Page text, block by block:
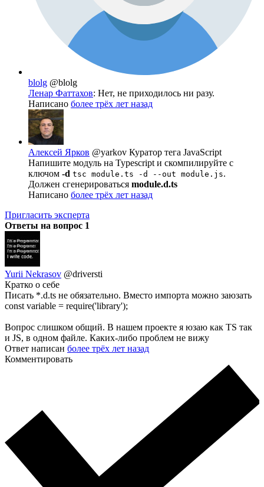
blolg @blolg
Ленар Фаттахов: Нет, не приходилось ни разу.
Написано более трёх лет назад
Алексей Ярков @yarkov Куратор тега JavaScript
Напишите модуль на Typescript и скомпилируйте с
ключом -d tsc module.ts -d --out module.js.
Должен сгенерироваться module.d.ts
Написано более трёх лет назад
Пригласить эксперта
Ответы на вопрос 1
Yurii Nekrasov @driversti
Кратко о себе
Писать *.d.ts не обязательно. Вместо импорта можно заюзать
const variable = require('library');
Вопрос слишком общий. В нашем проекте я юзаю как TS так
и JS, в одном файле. Каких-либо проблем не вижу
Ответ написан более трёх лет назад
Комментировать